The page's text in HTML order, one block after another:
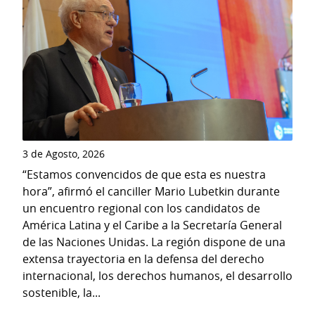
3 de Agosto, 2026
“Estamos convencidos de que esta es nuestra
hora”, afirmó el canciller Mario Lubetkin durante
un encuentro regional con los candidatos de
América Latina y el Caribe a la Secretaría General
de las Naciones Unidas. La región dispone de una
extensa trayectoria en la defensa del derecho
internacional, los derechos humanos, el desarrollo
sostenible, la...